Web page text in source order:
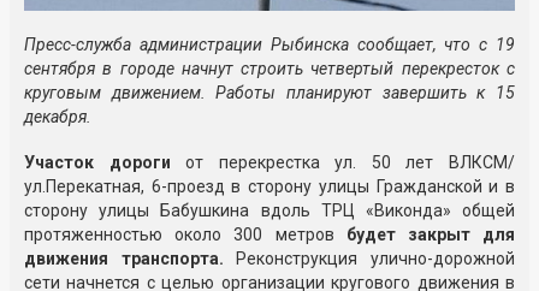
Пресс-служба администрации Рыбинска сообщает, что с 19
сентября в городе начнут строить четвертый перекресток с
круговым движением. Работы планируют завершить к 15
декабря.
Участок дороги от перекрестка ул. 50 лет ВЛКСМ/
ул.Перекатная, 6-проезд в сторону улицы Гражданской и в
сторону улицы Бабушкина вдоль ТРЦ «Виконда» общей
протяженностью около 300 метров будет закрыт для
движения транспорта.
Реконструкция улично-дорожной
сети начнется c целью организации кругового движения в